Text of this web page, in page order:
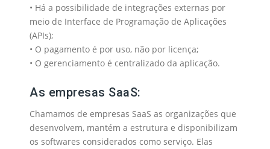
• Há a possibilidade de integrações externas por
meio de Interface de Programação de Aplicações
(APIs);
• O pagamento é por uso, não por licença;
• O gerenciamento é centralizado da aplicação.
As empresas SaaS:
Chamamos de empresas SaaS as organizações que
desenvolvem, mantém a estrutura e disponibilizam
os softwares considerados como serviço. Elas